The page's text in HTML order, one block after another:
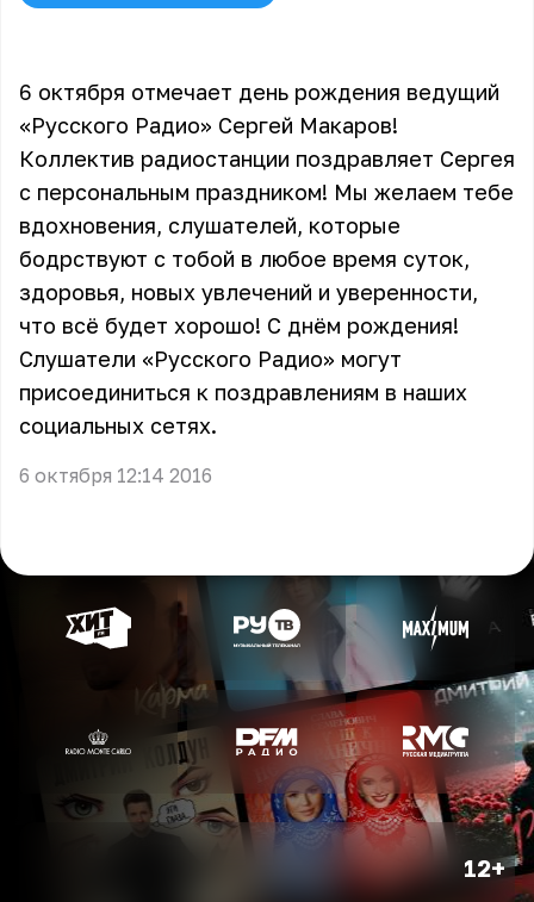
6 октября отмечает день рождения ведущий
«Русского Радио» Сергей Макаров!
Коллектив радиостанции поздравляет Сергея
с персональным праздником! Мы желаем тебе
вдохновения, слушателей, которые
бодрствуют с тобой в любое время суток,
здоровья, новых увлечений и уверенности,
что всё будет хорошо! С днём рождения!
Слушатели «Русского Радио» могут
присоединиться к поздравлениям в наших
социальных сетях.
6 октября 12:14 2016
12+